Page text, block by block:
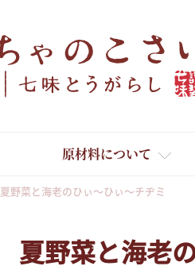
原材料について
夏野菜と海老のひぃ～ひぃ～チヂミ
夏野菜と海老